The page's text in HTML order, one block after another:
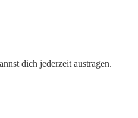
dich jederzeit austragen.